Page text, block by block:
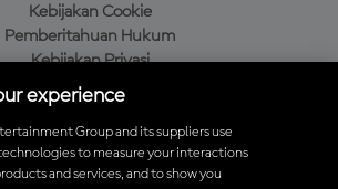
Kebijakan Cookie
Pemberitahuan Hukum
Kebijakan Privasi
Kebijakan Pembelian
Aplikasi Resmi MotoGP™
experience
Group and its suppliers use
to measure your interactions
and services, and to show you